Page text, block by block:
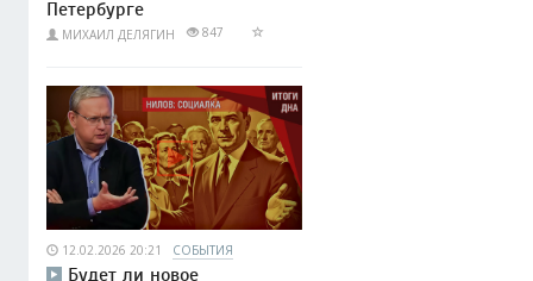
Петербурге
МИХАИЛ ДЕЛЯГИН 847
12.02.2026 20:21 СОБЫТИЯ
Будет ли новое